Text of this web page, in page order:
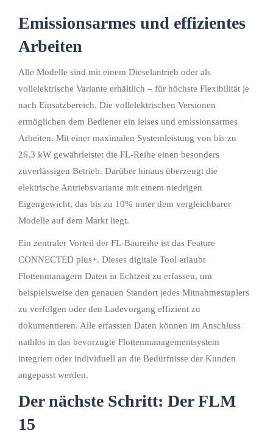
Emissionsarmes und effizientes
Arbeiten
Alle Modelle sind mit einem Dieselantrieb oder als
vollelektrische Variante erhältlich – für höchste Flexibilität je
nach Einsatzbereich. Die vollelektrischen Versionen
ermöglichen dem Bediener ein leises und emissionsarmes
Arbeiten. Mit einer maximalen Systemleistung von bis zu
26,3 kW gewährleistet die FL-Reihe einen besonders
zuverlässigen Betrieb. Darüber hinaus überzeugt die
elektrische Antriebsvariante mit einem niedrigen
Eigengewicht, das bis zu 10% unter dem vergleichbarer
Modelle auf dem Markt liegt.
Ein zentraler Vorteil der FL-Baureihe ist das Feature
CONNECTED plus+. Dieses digitale Tool erlaubt
Flottenmanagern Daten in Echtzeit zu erfassen, um
beispielsweise den genauen Standort jedes Mitnahmestaplers
zu verfolgen oder den Ladevorgang effizient zu
dokumentieren. Alle erfassten Daten können im Anschluss
nathlos in das bevorzugte Flottenmanagementsystem
integriert oder individuell an die Bedürfnisse der Kunden
angepasst werden.
Der nächste Schritt: Der FLM
15